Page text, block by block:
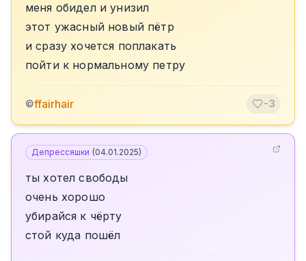
меня обидел и унизил
этот ужасный новый пётр
и сразу хочется поплакать
пойти к нормальному петру
©ffairhair -3
Депрессяшки (04.01.2025)
ты хотел свободы
очень хорошо
убирайся к чёрту
стой куда пошёл